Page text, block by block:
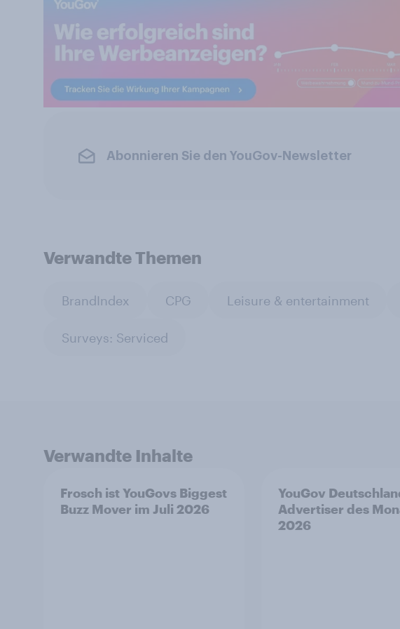
Abonnieren Sie den YouGov-Newsletter
Verwandte Themen
BrandIndex CPG Leisure & entertainment
Surveys: Serviced
Verwandte Inhalte
Frosch ist YouGovs Biggest
Buzz Mover im Juli 2026
YouGov
Advertiser des
2026